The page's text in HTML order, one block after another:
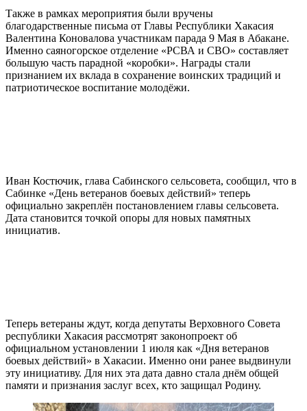
Также в рамках мероприятия были вручены
благодарственные письма от Главы Республики Хакасия
Валентина Коновалова участникам парада 9 Мая в Абакане.
Именно саяногорское отделение «РСВА и СВО» составляет
большую часть парадной «коробки». Награды стали
признанием их вклада в сохранение воинских традиций и
патриотическое воспитание молодёжи.
Иван Костючик, глава Сабинского сельсовета, сообщил, что в
Сабинке «День ветеранов боевых действий» теперь
официально закреплён постановлением главы сельсовета.
Дата становится точкой опоры для новых памятных
инициатив.
Теперь ветераны ждут, когда депутаты Верховного Совета
республики Хакасия рассмотрят законопроект об
официальном установлении 1 июля как «Дня ветеранов
боевых действий» в Хакасии. Именно они ранее выдвинули
эту инициативу. Для них эта дата давно стала днём общей
памяти и признания заслуг всех, кто защищал Родину.